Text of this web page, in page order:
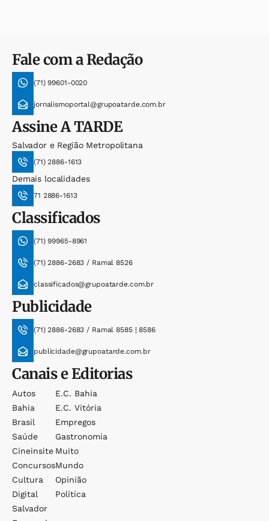
Fale com a Redação
(71) 99601-0020
jornalismoportal@grupoatarde.com.br
AssineA TARDE
Salvador e Região Metropolitana
(71) 2886-1613
Demais localidades
71 2886-1613
Classificados
(71) 99965-8961
(71) 2886-2683 / Ramal 8526
classificados@grupoatarde.com.br
Publicidade
(71) 2886-2683 / Ramal 8585 | 8586
publicidade@grupoatarde.com.br
Canais e Editorias
Autos
Bahia
Brasil
Saúde
Cineinsite
Concursos
Cultura
Digital
Salvador
E.c. Bahia
E.c. Vitória
Empregos
Gastronomia
Muito
Mundo
Opinião
Política